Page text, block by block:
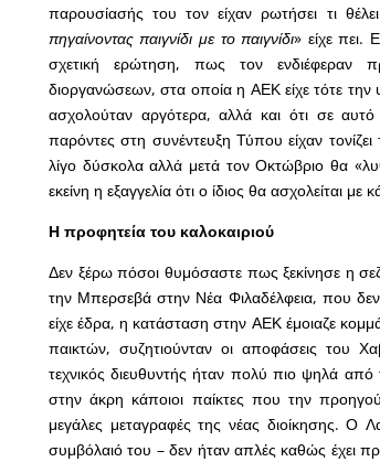
παρουσίασής του τον είχαν ρωτήσει τι
πηγαίνοντας παιγνίδι με το παιγνίδι» είχε πει.
σχετική ερώτηση, πως τον ενδιέφεραν
διοργανώσεων, στα οποία η ΑΕΚ είχε τότε
ασχολούταν αργότερα, αλλά και ότι σε αυτό
παρόντες στη συνέντευξη Τύπου είχαν
λίγο δύσκολα αλλά μετά τον Οκτώβριο θα
εκείνη η εξαγγελία ότι ο ίδιος θα ασχολείται
Η προφητεία του καλοκαιριού
Δεν ξέρω πόσοι θυμόσαστε πως ξεκίνησε η
την Μπερσεβά στην Νέα Φιλαδέλφεια, που
είχε έδρα, η κατάσταση στην ΑΕΚ έμοιαζε
παικτών, συζητιούνταν οι αποφάσεις του
τεχνικός διευθυντής ήταν πολύ πιο ψηλά
στην άκρη κάποιοι παίκτες που την
μεγάλες μεταγραφές της νέας διοίκησης. Ο
συμβόλαιό του – δεν ήταν απλές καθώς έχει